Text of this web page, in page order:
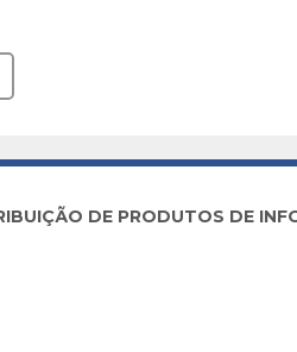
DE PRODUTOS DE